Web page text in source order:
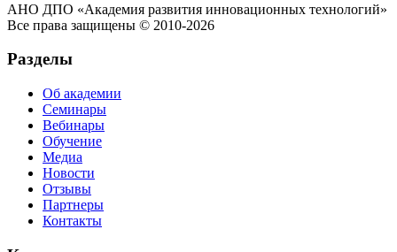
АНО ДПО «Академия развития инновационных технологий»
Все права защищены © 2010-2026
Разделы
Об академии
Семинары
Вебинары
Обучение
Медиа
Новости
Отзывы
Партнеры
Контакты